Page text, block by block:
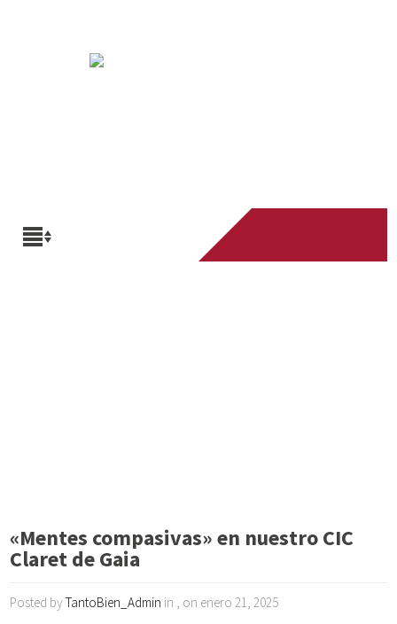
«Mentes compasivas» en nuestro CIC
Claret de Gaia
Posted byTantoBien_Admin in , on enero 21, 2025